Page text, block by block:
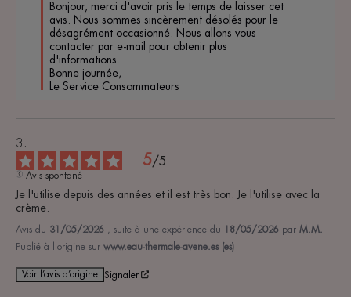
Bonjour, merci d'avoir pris le temps de laisser cet
avis. Nous sommes sincèrement désolés pour le
désagrément occasionné. Nous allons vous
contacter par e-mail pour obtenir plus
d'informations.
Bonne journée,
Le Service Consommateurs
5/5
Avis spontané
Je l'utilise depuis des années et il est très bon. Je l'utilise avec la
crème.
Avis du 31/05/2026 , suite à une expérience du 18/05/2026 par M.M.
Publié à l'origine sur www.eau-thermale-avene.es (es)
Voir l’avis d’origine Signaler